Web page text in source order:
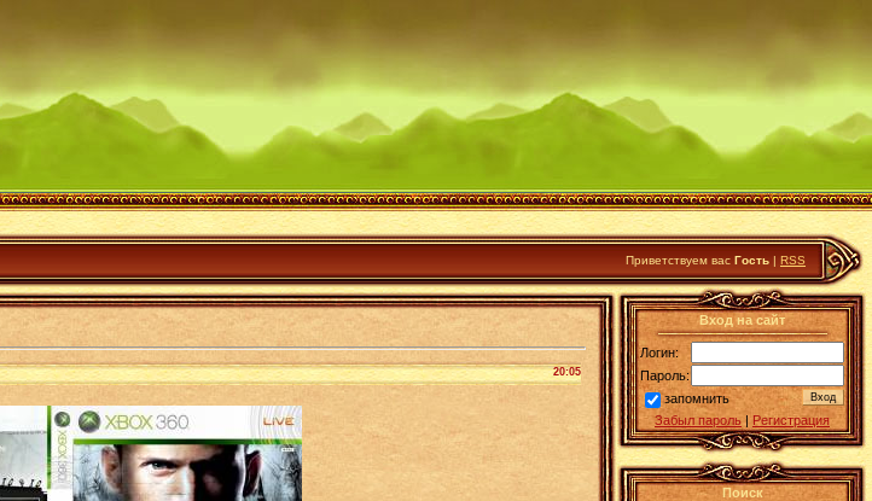
Приветствуем вас Гость | RSS
20:05
Вход на сайт
Логин:
Пароль:
запомнить
Забыл пароль | Регистрация
Поиск